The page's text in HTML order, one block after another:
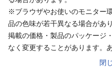
※ブラウザやお使いのモニター
品の色味が若干異なる場合があり
掲載の価格・製品のパッケージ
なく変更することがあります。
閉